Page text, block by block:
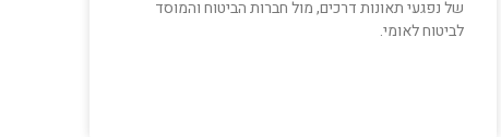
של נפגעי תאונות דרכים, מול חברות הביטוח והמוסד
לביטוח לאומי.